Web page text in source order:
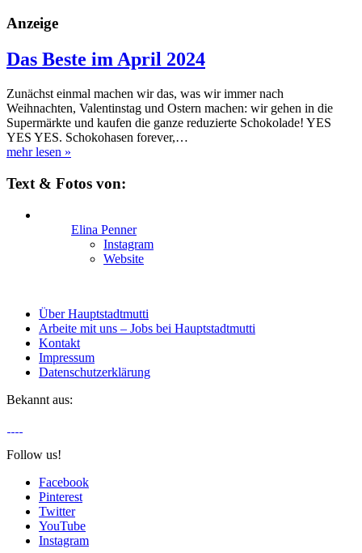
Anzeige
Das Beste im April 2024
Zunächst einmal machen wir das, was wir immer nach
Weihnachten, Valentinstag und Ostern machen: wir gehen in die
Supermärkte und kaufen die ganze reduzierte Schokolade! YES
YES YES. Schokohasen forever,…
mehr lesen »
Text & Fotos von:
Elina Penner
Instagram
Website
Über Hauptstadtmutti
Arbeite mit uns – Jobs bei Hauptstadtmutti
Kontakt
Impressum
Datenschutzerklärung
Bekannt aus:
Follow us!
Facebook
Pinterest
Twitter
YouTube
Instagram